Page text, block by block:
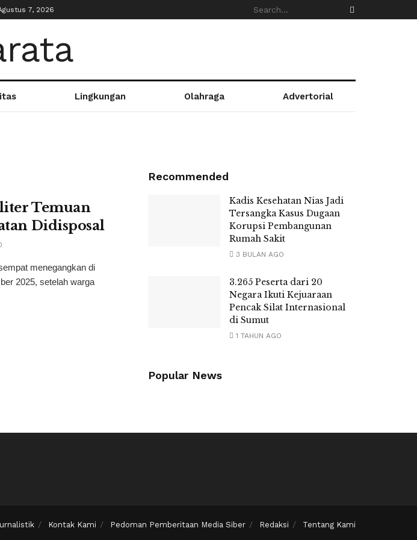
7, 2026
Lingkungan Olahraga Advertorial
Temuan
Didisposal
menegangkan di
2025, setelah warga
Recommended
Kadis Kesehatan Nias Jadi
Tersangka Kasus Dugaan
Korupsi Pembangunan
Rumah Sakit
3 BULAN AGO
3.265 Peserta dari 20
Negara Ikuti Kejuaraan
Pencak Silat Internasional
di Sumut
1 TAHUN AGO
Popular News
Kontak Kami Pedoman Pemberitaan Media Siber Redaksi Tentang Kami